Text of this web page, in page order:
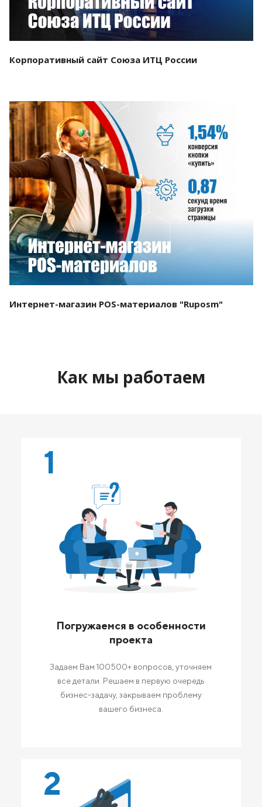
Корпоративный сайт Союза ИТЦ России
Смотреть проект
Интернет-магазин POS-материалов "Ruposm"
Как мы работаем
1
Погружаемся в особенности
проекта
Задаем Вам 100500+ вопросов, уточняем
все детали. Решаем в первую очередь
бизнес-задачу, закрываем проблему
вашего бизнеса.
2